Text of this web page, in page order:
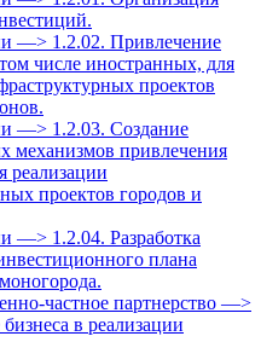
—> 1.2.02. Привлечение
числе иностранных, для
проектов
—> 1.2.03. Создание
механизмов привлечения
реализации
проектов городов и
—> 1.2.04. Разработка
плана
частное партнерство —>
в реализации